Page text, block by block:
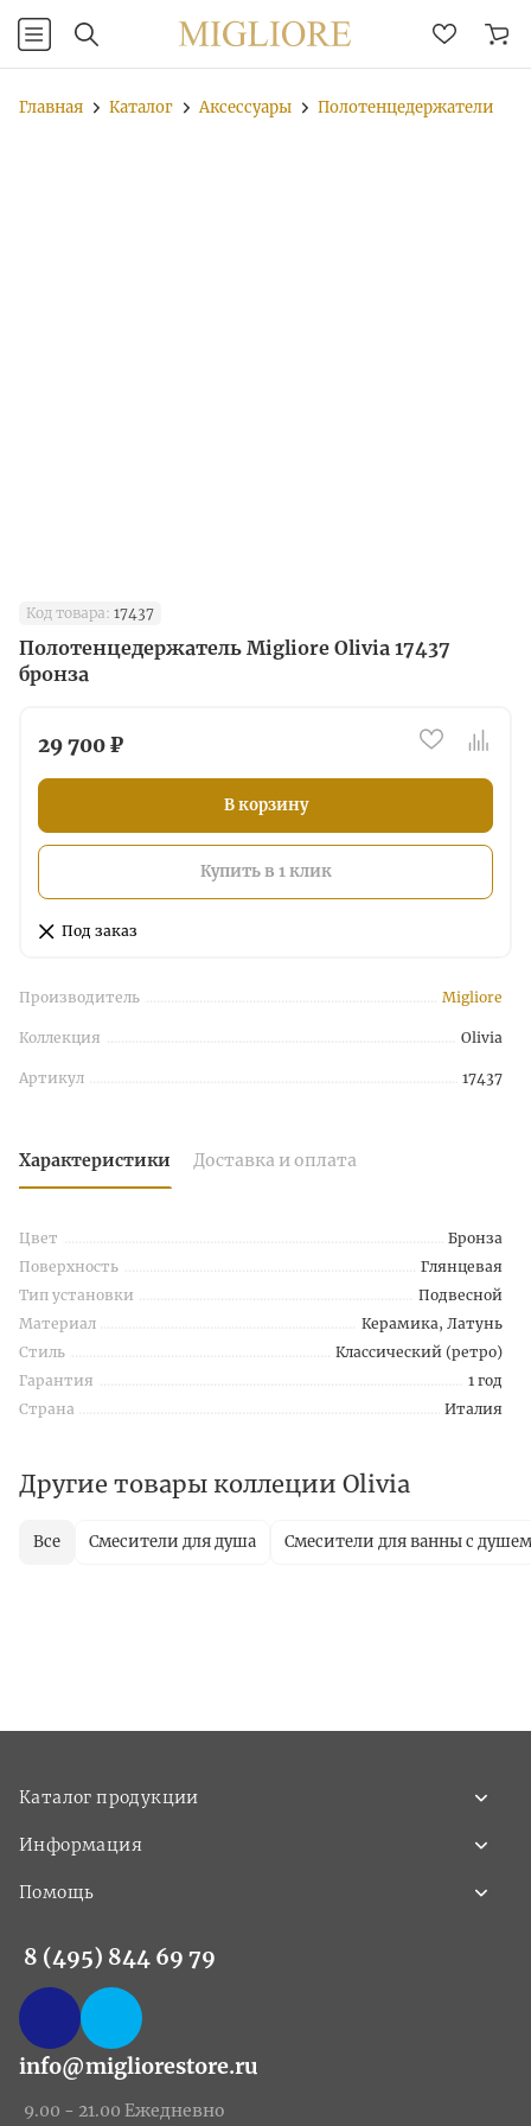
Главная Каталог Аксессуары Полотенцедержатели
Код товара: 17437
Полотенцедержатель Migliore Olivia 17437
бронза
29 700 ₽
В корзину
Купить в 1 клик
Под заказ
Производитель Migliore
Коллекция Olivia
Артикул 17437
Характеристики Доставка и оплата
Цвет
Бронза
Поверхность
Глянцевая
Тип установки
Подвесной
Материал
Керамика, Латунь
Стиль
Классический (ретро)
Гарантия
1 год
Страна
Италия
Другие товары коллеции Olivia
Все Смесители для душа Смесители для ванны с душем
Каталог продукции
Информация
Помощь
8 (495) 844 69 79
info@migliorestore.ru
9.00 - 21.00 Ежедневно